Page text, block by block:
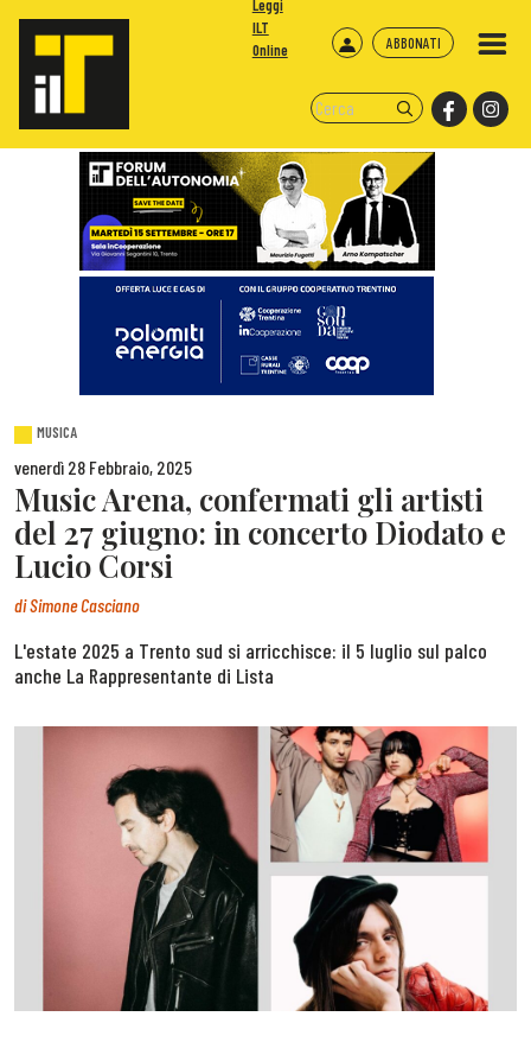
ABBONATI
Leggi
ILT
Online
MUSICA
venerdì 28 Febbraio, 2025
Music Arena, confermati gli artisti
del 27 giugno: in concerto Diodato e
Lucio Corsi
diSimone Casciano
L'estate 2025 a Trento sud si arricchisce: il 5 luglio sul palco
anche La Rappresentante di Lista